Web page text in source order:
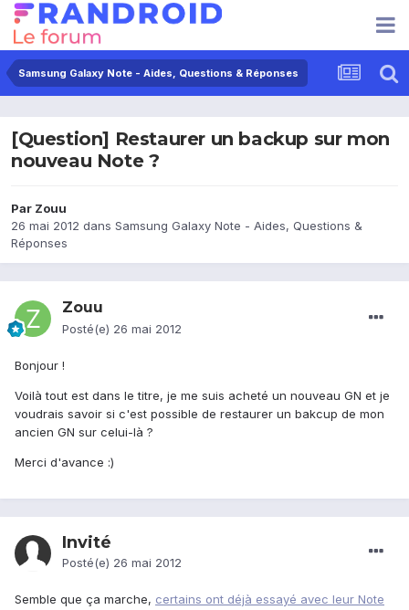
Samsung Galaxy Note - Aides, Questions & Réponses
[Question] Restaurer un backup sur mon
nouveau Note ?
Par Zouu
26 mai 2012 dans Samsung Galaxy Note - Aides, Questions &
Réponses
Zouu
Posté(e) 26 mai 2012
Bonjour !
Voilà tout est dans le titre, je me suis acheté un nouveau GN et je
voudrais savoir si c'est possible de restaurer un bakcup de mon
ancien GN sur celui-là ?
Merci d'avance :)
Invité
Posté(e) 26 mai 2012
Semble que ça marche, certains ont déjà essayé avec leur Note